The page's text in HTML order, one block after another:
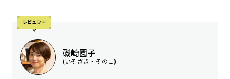
レビュワー
磯崎園子
(いそざき・そのこ)